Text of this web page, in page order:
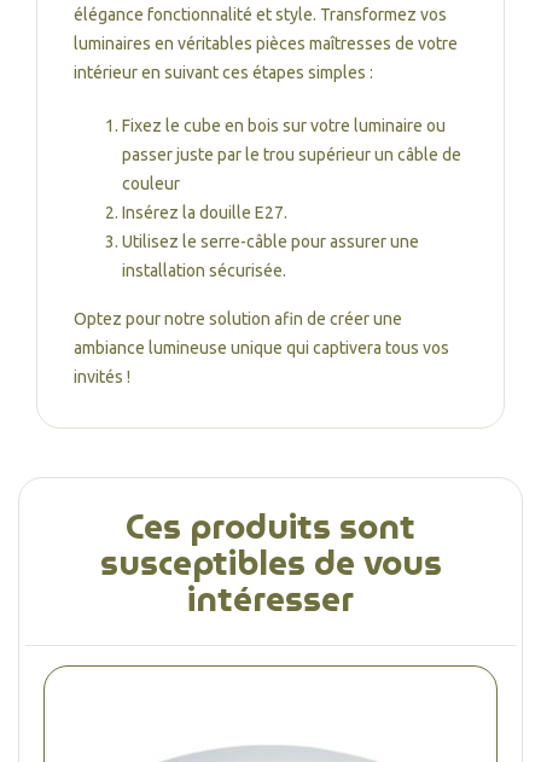
élégance fonctionnalité et style. Transformez vos
luminaires en véritables pièces maîtresses de votre
intérieur en suivant ces étapes simples :
Fixez le cube en bois sur votre luminaire ou
passer juste par le trou supérieur un câble de
couleur
Insérez la douille E27.
Utilisez le serre-câble pour assurer une
installation sécurisée.
Optez pour notre solution afin de créer une
ambiance lumineuse unique qui captivera tous vos
invités !
Ces produits sont
susceptibles de vous
intéresser